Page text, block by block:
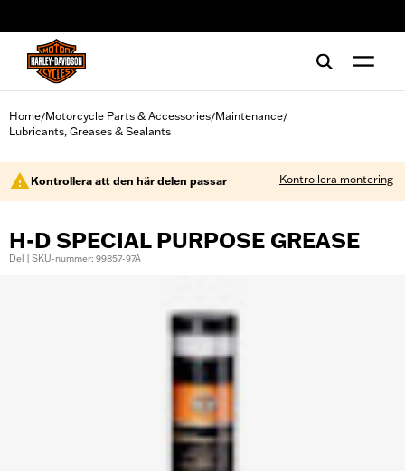
Home/Motorcycle Parts & Accessories/Maintenance/
Lubricants, Greases & Sealants
Kontrollera att den här delen passar Kontrollera montering
H-D SPECIAL PURPOSE GREASE
Del | SKU-nummer: 99857-97A